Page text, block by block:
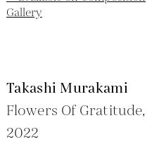
Takashi Murakami
Flowers Of Gratitude,
2022